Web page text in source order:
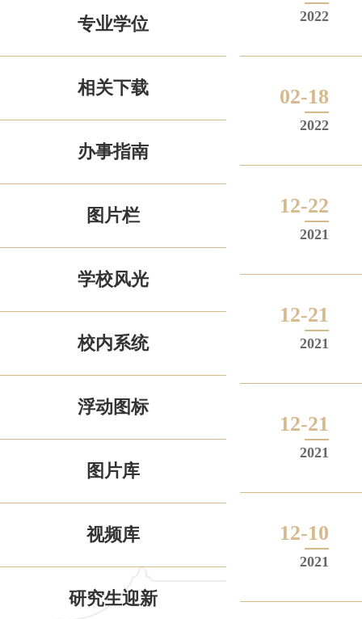
专业学位
相关下载
办事指南
图片栏
学校风光
校内系统
浮动图标
图片库
视频库
研究生迎新
2022
02-18
2022
12-22
2021
12-21
2021
12-21
2021
12-10
2021